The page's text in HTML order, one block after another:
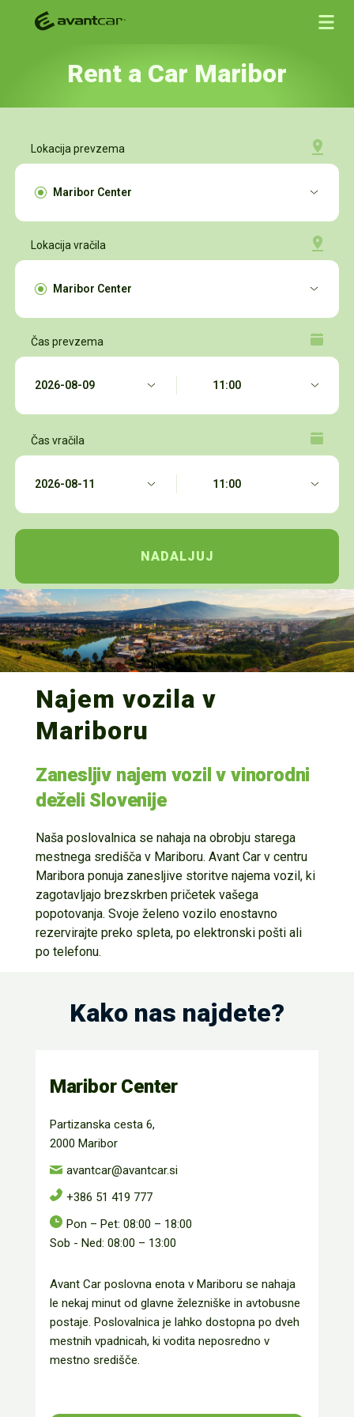
Rent a Car Maribor
Lokacija prevzema
Lokacija vračila
Čas prevzema
Čas vračila
Najem vozila v
Mariboru
Zanesljiv najem vozil v vinorodni
deželi Slovenije
Naša poslovalnica se nahaja na obrobju starega
mestnega središča v Mariboru. Avant Car v centru
Maribora ponuja zanesljive storitve najema vozil, ki
zagotavljajo brezskrben pričetek vašega
popotovanja. Svoje želeno vozilo enostavno
rezervirajte preko spleta, po elektronski pošti ali
po telefonu.
Kako nas najdete?
Maribor Center
Partizanska cesta 6,
2000 Maribor
avantcar@avantcar.si
+386 51 419 777
Pon – Pet: 08:00 – 18:00
Sob - Ned: 08:00 – 13:00
Avant Car poslovna enota v Mariboru se nahaja
le nekaj minut od glavne železniške in avtobusne
postaje. Poslovalnica je lahko dostopna po dveh
mestnih vpadnicah, ki vodita neposredno v
mestno središče.